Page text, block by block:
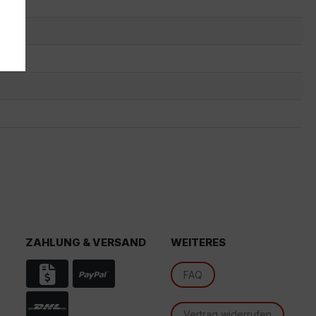
ZAHLUNG & VERSAND WEITERES
FAQ